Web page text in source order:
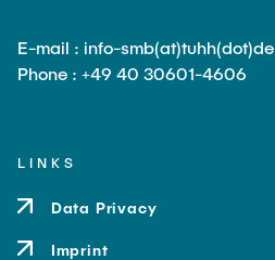
E-mail : info-smb(at)tuhh(dot)de
Phone : +49 40 30601-4606
LINKS
Data Privacy
Imprint